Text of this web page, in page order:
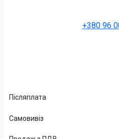
+380 96
Післяплата
Самовивіз